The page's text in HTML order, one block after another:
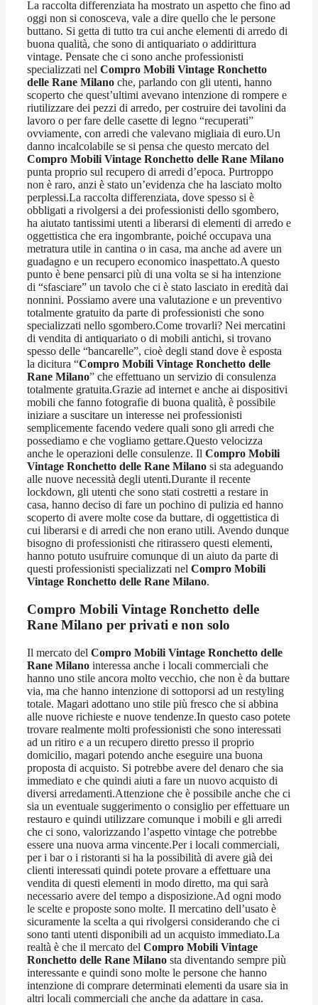
La raccolta differenziata ha mostrato un aspetto che fino ad
oggi non si conosceva, vale a dire quello che le persone
buttano. Si getta di tutto tra cui anche elementi di arredo di
buona qualità, che sono di antiquariato o addirittura
vintage. Pensate che ci sono anche professionisti
specializzati nel Compro Mobili Vintage Ronchetto
delle Rane Milano che, parlando con gli utenti, hanno
scoperto che quest’ultimi avevano intenzione di rompere e
riutilizzare dei pezzi di arredo, per costruire dei tavolini da
lavoro o per fare delle casette di legno “recuperati”
ovviamente, con arredi che valevano migliaia di euro.Un
danno incalcolabile se si pensa che questo mercato del
Compro Mobili Vintage Ronchetto delle Rane Milano
punta proprio sul recupero di arredi d’epoca. Purtroppo
non è raro, anzi è stato un’evidenza che ha lasciato molto
perplessi.La raccolta differenziata, dove spesso si è
obbligati a rivolgersi a dei professionisti dello sgombero,
ha aiutato tantissimi utenti a liberarsi di elementi di arredo e
oggettistica che era ingombrante, poiché occupava una
metratura utile in cantina o in casa, ma anche ad avere un
guadagno e un recupero economico inaspettato.A questo
punto è bene pensarci più di una volta se si ha intenzione
di “sfasciare” un tavolo che ci è stato lasciato in eredità dai
nonnini. Possiamo avere una valutazione e un preventivo
totalmente gratuito da parte di professionisti che sono
specializzati nello sgombero.Come trovarli? Nei mercatini
di vendita di antiquariato o di mobili antichi, si trovano
spesso delle “bancarelle”, cioè degli stand dove è esposta
la dicitura “Compro Mobili Vintage Ronchetto delle
Rane Milano” che effettuano un servizio di consulenza
totalmente gratuita.Grazie ad internet e anche ai dispositivi
mobili che fanno fotografie di buona qualità, è possibile
iniziare a suscitare un interesse nei professionisti
semplicemente facendo vedere quali sono gli arredi che
possediamo e che vogliamo gettare.Questo velocizza
anche le operazioni delle consulenze. Il Compro Mobili
Vintage Ronchetto delle Rane Milano si sta adeguando
alle nuove necessità degli utenti.Durante il recente
lockdown, gli utenti che sono stati costretti a restare in
casa, hanno deciso di fare un pochino di pulizia ed hanno
scoperto di avere molte cose da buttare, di oggettistica di
cui liberarsi e di arredi che non erano utili. Avendo dunque
bisogno di professionisti che ritirassero questi elementi,
hanno potuto usufruire comunque di un aiuto da parte di
questi professionisti specializzati nel Compro Mobili
Vintage Ronchetto delle Rane Milano.
Compro Mobili Vintage Ronchetto delle
Rane Milano per privati e non solo
Il mercato del Compro Mobili Vintage Ronchetto delle
Rane Milano interessa anche i locali commerciali che
hanno uno stile ancora molto vecchio, che non è da buttare
via, ma che hanno intenzione di sottoporsi ad un restyling
totale. Magari adottano uno stile più fresco che si abbina
alle nuove richieste e nuove tendenze.In questo caso potete
trovare realmente molti professionisti che sono interessati
ad un ritiro e a un recupero diretto presso il proprio
domicilio, magari potendo anche eseguire una buona
proposta di acquisto. Si potrebbe avere del denaro che sia
immediato e che quindi aiuti a fare un nuovo acquisto di
diversi arredamenti.Attenzione che è possibile anche che ci
sia un eventuale suggerimento o consiglio per effettuare un
restauro e quindi utilizzare comunque i mobili e gli arredi
che ci sono, valorizzando l’aspetto vintage che potrebbe
essere una nuova arma vincente.Per i locali commerciali,
per i bar o i ristoranti si ha la possibilità di avere già dei
clienti interessati quindi potete provare a effettuare una
vendita di questi elementi in modo diretto, ma qui sarà
necessario avere del tempo a disposizione.Ad ogni modo
le scelte e proposte sono molte. Il mercatino dell’usato è
sicuramente la scelta a qui rivolgersi considerando che ci
sono tanti utenti disponibili ad un acquisto immediato.La
realtà è che il mercato del Compro Mobili Vintage
Ronchetto delle Rane Milano sta diventando sempre più
interessante e quindi sono molte le persone che hanno
intenzione di comprare determinati elementi da usare sia in
altri locali commerciali che anche da adattare in casa.